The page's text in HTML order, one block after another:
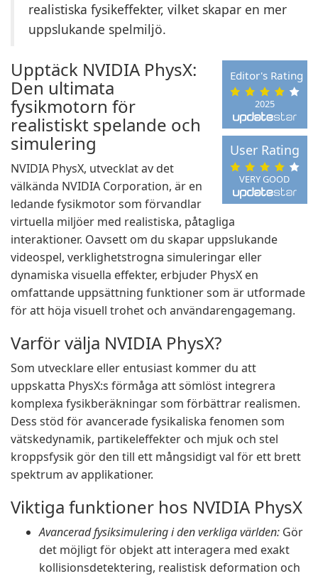
realistiska fysikeffekter, vilket skapar en mer
uppslukande spelmiljö.
2025
Editor's Rating
VERY GOOD
User Rating
Upptäck NVIDIA PhysX:
Den ultimata
fysikmotorn för
realistiskt spelande och
simulering
NVIDIA PhysX, utvecklat av det
välkända NVIDIA Corporation, är en
ledande fysikmotor som förvandlar
virtuella miljöer med realistiska, påtagliga
interaktioner. Oavsett om du skapar uppslukande
videospel, verklighetstrogna simuleringar eller
dynamiska visuella effekter, erbjuder PhysX en
omfattande uppsättning funktioner som är utformade
för att höja visuell trohet och användarengagemang.
Varför välja NVIDIA PhysX?
Som utvecklare eller entusiast kommer du att
uppskatta PhysX:s förmåga att sömlöst integrera
komplexa fysikberäkningar som förbättrar realismen.
Dess stöd för avancerade fysikaliska fenomen som
vätskedynamik, partikeleffekter och mjuk och stel
kroppsfysik gör den till ett mångsidigt val för ett brett
spektrum av applikationer.
Viktiga funktioner hos NVIDIA PhysX
Avancerad fysiksimulering i den verkliga världen: Gör
det möjligt för objekt att interagera med exakt
kollisionsdetektering, realistisk deformation och